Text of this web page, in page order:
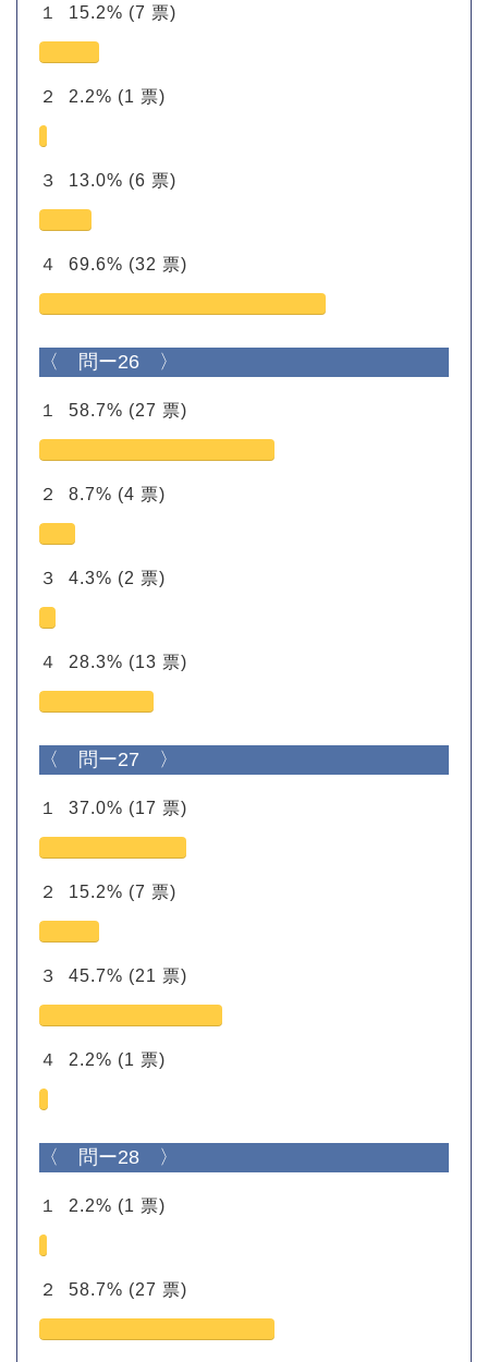
１ 15.2% (7 票)
２ 2.2% (1 票)
３ 13.0% (6 票)
４ 69.6% (32 票)
〈 問ー26 〉
１ 58.7% (27 票)
２ 8.7% (4 票)
３ 4.3% (2 票)
４ 28.3% (13 票)
〈 問ー27 〉
１ 37.0% (17 票)
２ 15.2% (7 票)
３ 45.7% (21 票)
４ 2.2% (1 票)
〈 問ー28 〉
１ 2.2% (1 票)
２ 58.7% (27 票)